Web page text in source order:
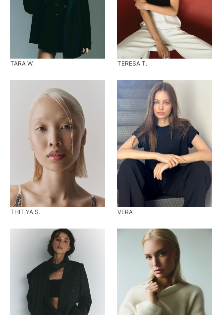
TARA W. TERESA T.
THITIYA S. VERA